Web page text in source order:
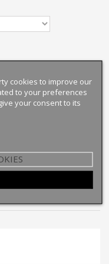
cookies to improve our
to your preferences
your consent to its